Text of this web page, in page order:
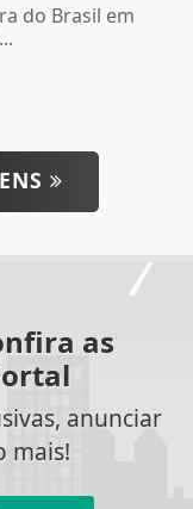
do Brasil em
as
anunciar
mais!